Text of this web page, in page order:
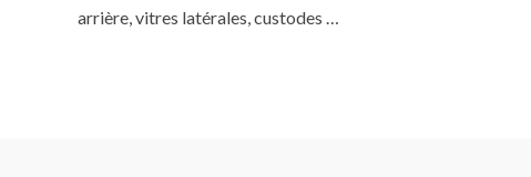
arrière, vitres latérales, custodes …